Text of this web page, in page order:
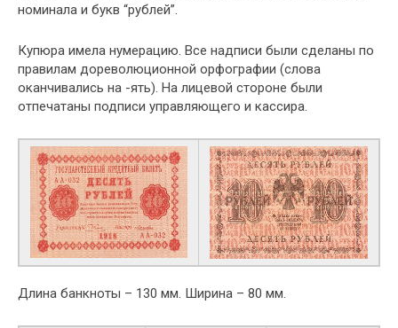
номинала и букв “рублей”.
Купюра имела нумерацию. Все надписи были сделаны по
правилам дореволюционной орфографии (слова
оканчивались на -ять). На лицевой стороне были
отпечатаны подписи управляющего и кассира.
Длина банкноты – 130 мм. Ширина – 80 мм.